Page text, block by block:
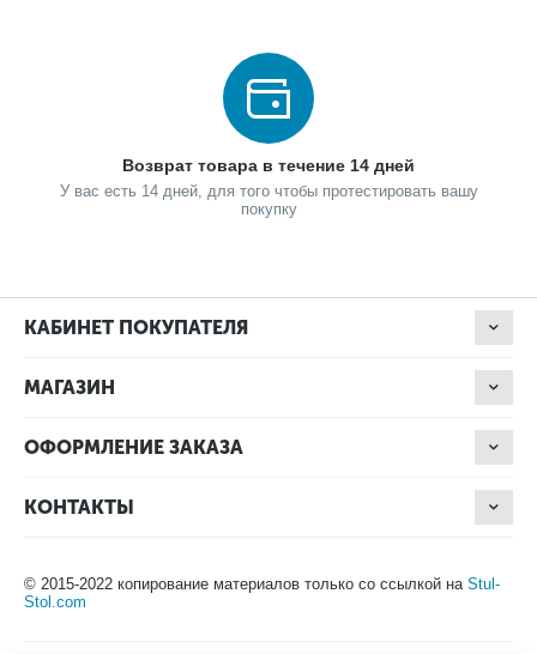
Возврат товара в течение 14 дней
У вас есть 14 дней, для того чтобы протестировать вашу
покупку
КАБИНЕТ ПОКУПАТЕЛЯ
МАГАЗИН
ОФОРМЛЕНИЕ ЗАКАЗА
КОНТАКТЫ
© 2015-2022 копирование материалов только со ссылкой на Stul-
Stol.com